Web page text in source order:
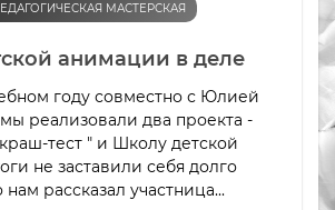
МАСТЕРСКАЯ
анимации в деле
году совместно с Юлией
реализовали два проекта -
тест " и Школу детской
не заставили себя долго
нам рассказал участница...